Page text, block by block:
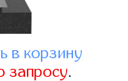
в корзину
запросу.